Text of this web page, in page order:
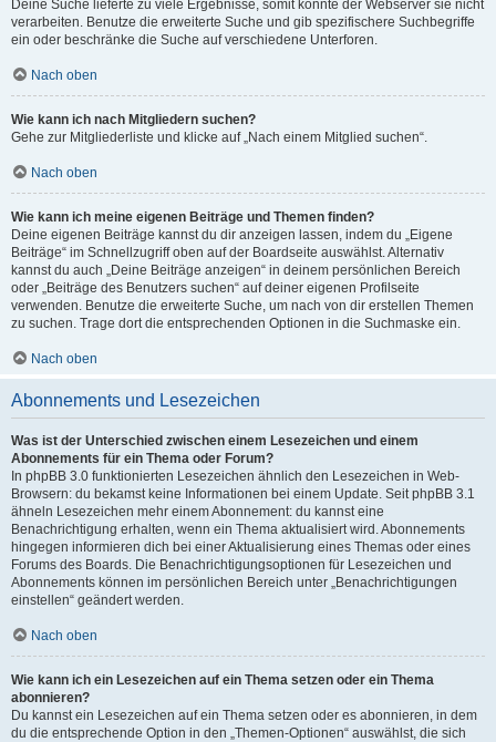
Deine Suche lieferte zu viele Ergebnisse, somit konnte der Webserver sie nicht
verarbeiten. Benutze die erweiterte Suche und gib spezifischere Suchbegriffe
ein oder beschränke die Suche auf verschiedene Unterforen.
Nach oben
Wie kann ich nach Mitgliedern suchen?
Gehe zur Mitgliederliste und klicke auf „Nach einem Mitglied suchen“.
Nach oben
Wie kann ich meine eigenen Beiträge und Themen finden?
Deine eigenen Beiträge kannst du dir anzeigen lassen, indem du „Eigene
Beiträge“ im Schnellzugriff oben auf der Boardseite auswählst. Alternativ
kannst du auch „Deine Beiträge anzeigen“ in deinem persönlichen Bereich
oder „Beiträge des Benutzers suchen“ auf deiner eigenen Profilseite
verwenden. Benutze die erweiterte Suche, um nach von dir erstellen Themen
zu suchen. Trage dort die entsprechenden Optionen in die Suchmaske ein.
Nach oben
Abonnements und Lesezeichen
Was ist der Unterschied zwischen einem Lesezeichen und einem
Abonnements für ein Thema oder Forum?
In phpBB 3.0 funktionierten Lesezeichen ähnlich den Lesezeichen in Web-
Browsern: du bekamst keine Informationen bei einem Update. Seit phpBB 3.1
ähneln Lesezeichen mehr einem Abonnement: du kannst eine
Benachrichtigung erhalten, wenn ein Thema aktualisiert wird. Abonnements
hingegen informieren dich bei einer Aktualisierung eines Themas oder eines
Forums des Boards. Die Benachrichtigungsoptionen für Lesezeichen und
Abonnements können im persönlichen Bereich unter „Benachrichtigungen
einstellen“ geändert werden.
Nach oben
Wie kann ich ein Lesezeichen auf ein Thema setzen oder ein Thema
abonnieren?
Du kannst ein Lesezeichen auf ein Thema setzen oder es abonnieren, in dem
du die entsprechende Option in den „Themen-Optionen“ auswählst, die sich